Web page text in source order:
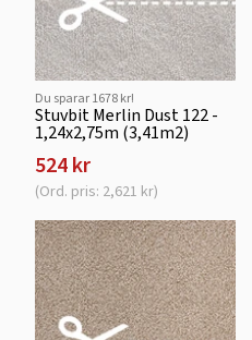
Du sparar 1678 kr!
Stuvbit Merlin Dust 122 -
1,24x2,75m (3,41m2)
524 kr
(Ord. pris: 2,621 kr)